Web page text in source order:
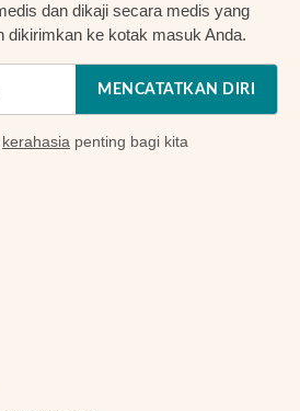
dan dikaji secara medis yang
dikirimkan ke kotak masuk Anda.
MENCATATKAN DIRI
kerahasia penting bagi kita